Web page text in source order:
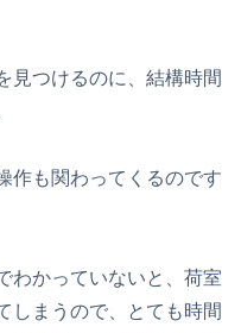
見つけるのに、結構時間
作も関わってくるのです
わかっていないと、荷室
しまうので、とても時間